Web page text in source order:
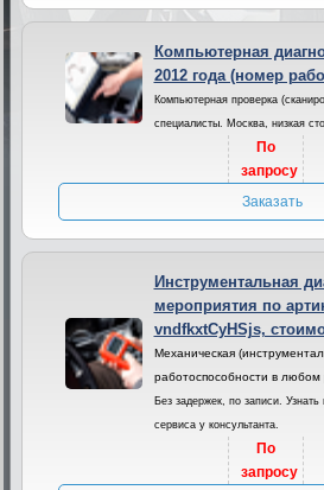
Компьютерная
2012 года (номер
Компьютерная проверка
специалисты. Москва, низкая
По
запросу
Заказать
Инструментальная
мероприятия по
vndfkxtCyHSjs,
Механическая
работоспособности в любом
Без задержек, по записи.
сервиса у консультанта.
По
запросу